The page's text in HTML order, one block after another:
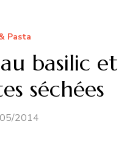
Pasta
basilic et
séchées
2014